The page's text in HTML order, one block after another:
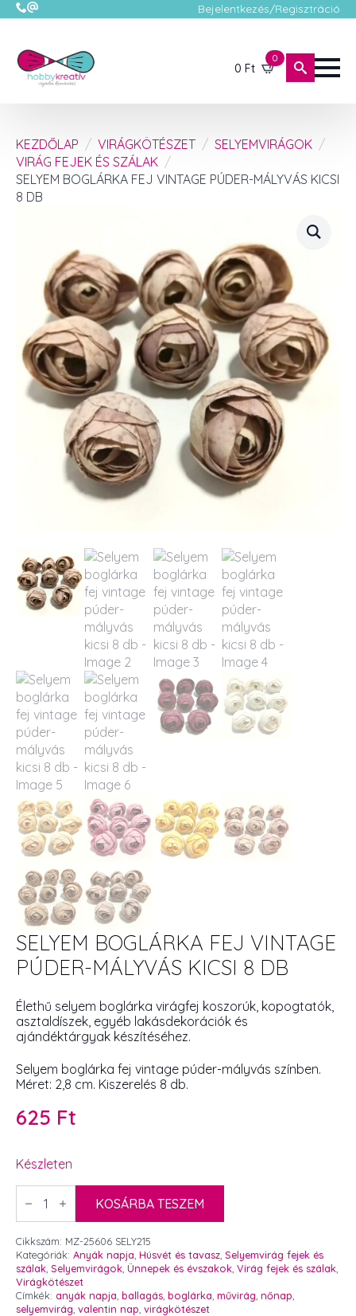
Bejelentkezés/Regisztráció
0 Ft
0
KEZDŐLAP VIRÁGKÖTÉSZET
SELYEMVIRÁGOK
VIRÁG FEJEK ÉS SZÁLAK
SELYEM BOGLÁRKA FEJ VINTAGE PÚDER-MÁLYVÁS KICSI
8 DB
SELYEM BOGLÁRKA FEJ VINTAGE
PÚDER-MÁLYVÁS KICSI 8 DB
Élethű selyem boglárka virágfej koszorúk, kopogtatók,
asztaldíszek, egyéb lakásdekorációk és
ajándéktárgyak készítéséhez.
Selyem boglárka fej vintage púder-mályvás színben.
Méret: 2,8 cm. Kiszerelés 8 db.
625 Ft
Készleten
Selyem
boglárka
púder-
mályvás
kicsi
8
db
mennyiség
KOSÁRBA TESZEM
Cikkszám: MZ-25606 SELY215
Kategóriák: Anyák napja Húsvét és tavasz Selyemvirág fejek és
szálak Selyemvirágok Ünnepek és évszakok Virág fejek és szálak
Virágkötészet
Címkék: anyák napja ballagás boglárka művirág nőnap
selyemvirág valentin nap virágkötészet